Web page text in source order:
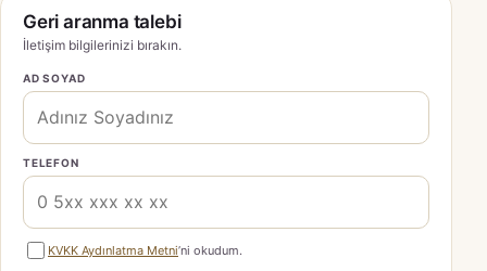
Geri aranma talebi
İletişim bilgilerinizi bırakın.
AD SOYAD
TELEFON
KVKK Aydınlatma Metni’ni okudum.